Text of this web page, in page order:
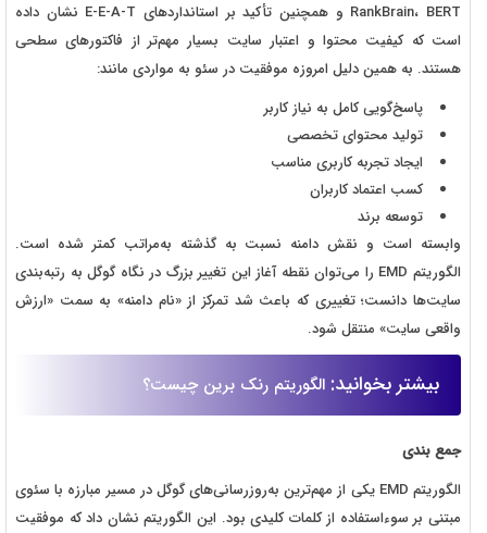
RankBrain، BERT و همچنین تأکید بر استانداردهای E-E-A-T نشان داده
است که کیفیت محتوا و اعتبار سایت بسیار مهم‌تر از فاکتورهای سطحی
هستند. به همین دلیل امروزه موفقیت در سئو به مواردی مانند:
پاسخ‌گویی کامل به نیاز کاربر
تولید محتوای تخصصی
ایجاد تجربه کاربری مناسب
کسب اعتماد کاربران
توسعه برند
وابسته است و نقش دامنه نسبت به گذشته به‌مراتب کمتر شده است.
الگوریتم EMD را می‌توان نقطه آغاز این تغییر بزرگ در نگاه گوگل به رتبه‌بندی
سایت‌ها دانست؛ تغییری که باعث شد تمرکز از «نام دامنه» به سمت «ارزش
واقعی سایت» منتقل شود.
بیشتر بخوانید: الگوریتم رنک برین چیست؟
جمع بندی
الگوریتم EMD یکی از مهم‌ترین به‌روزرسانی‌های گوگل در مسیر مبارزه با سئوی
مبتنی بر سوءاستفاده از کلمات کلیدی بود. این الگوریتم نشان داد که موفقیت